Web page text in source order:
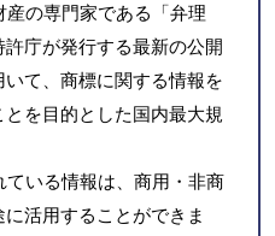
の専門家である「弁理
庁が発行する最新の公開
て、商標に関する情報を
を目的とした国内最大規
いる情報は、商用・非商
活用することができま